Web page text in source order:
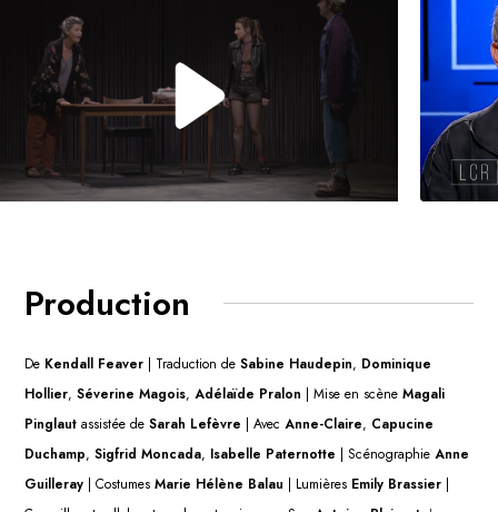
Production
De Kendall Feaver | Traduction deSabine Haudepin, Dominique
Hollier,Séverine Magois,Adélaïde Pralon |Mise en scèneMagali
Pinglaut assistée deSarah Lefèvre | AvecAnne-Claire, Capucine
Duchamp,Sigfrid Moncada, Isabelle Paternotte | ScénographieAnne
Guilleray | CostumesMarie Hélène Balau | Lumières Emily Brassier |